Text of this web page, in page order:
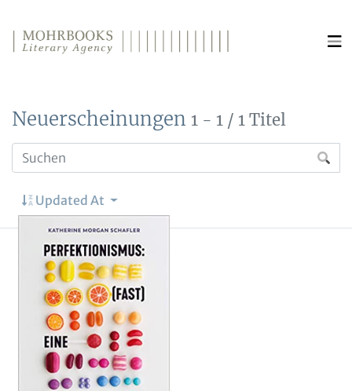
Neuerscheinungen 1 - 1 / 1 Titel
Updated At